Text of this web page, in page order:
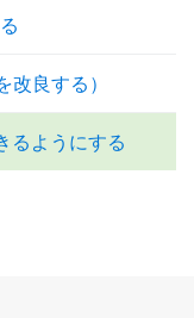
良する）
るようにする